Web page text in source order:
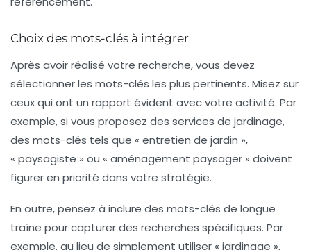
Choix des mots-clés à intégrer
Après avoir réalisé votre recherche, vous devez
sélectionner les mots-clés les plus pertinents. Misez sur
ceux qui ont un rapport évident avec votre activité. Par
exemple, si vous proposez des services de jardinage,
des mots-clés tels que « entretien de jardin »,
« paysagiste » ou « aménagement paysager » doivent
figurer en priorité dans votre stratégie.
En outre, pensez à inclure des mots-clés de longue
traîne pour capturer des recherches spécifiques. Par
exemple, au lieu de simplement utiliser « jardinage »,